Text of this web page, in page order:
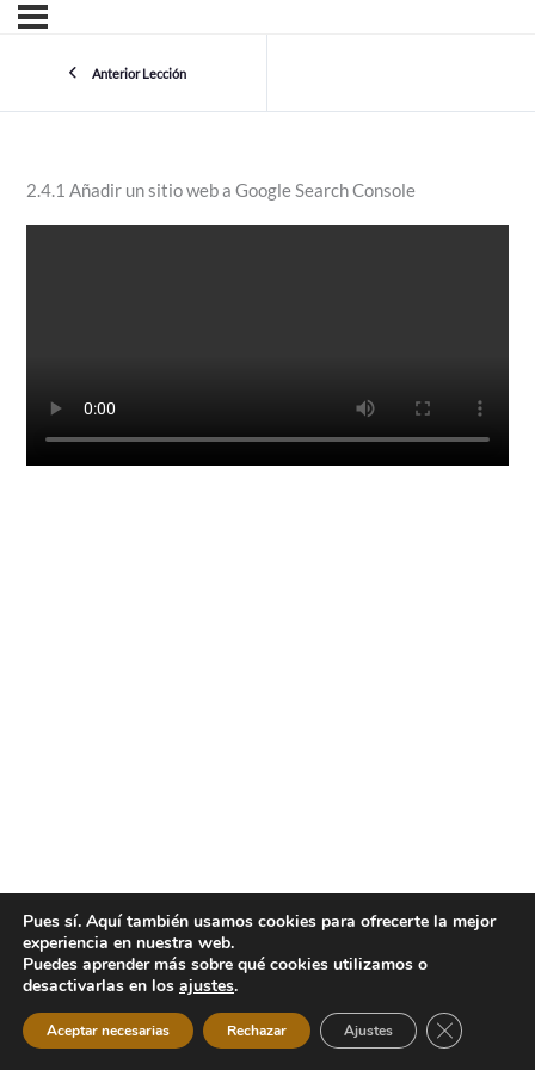
Anterior Lección
2.4.1 Añadir un sitio web a Google Search Console
Pues sí. Aquí también usamos cookies para ofrecerte la mejor
experiencia en nuestra web.
Puedes aprender más sobre qué cookies utilizamos o
desactivarlas en los ajustes.
Aceptar necesarias Rechazar Ajustes Cerrar el